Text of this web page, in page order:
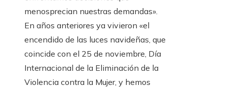
menosprecian nuestras demandas».
En años anteriores ya vivieron «el
encendido de las luces navideñas, que
coincide con el 25 de noviembre, Día
Internacional de la Eliminación de la
Violencia contra la Mujer, y hemos